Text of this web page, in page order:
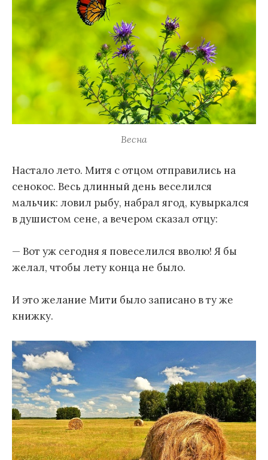
Весна
Настало лето. Митя с отцом отправились на
сенокос. Весь длинный день веселился
мальчик: ловил рыбу, набрал ягод, кувыркался
в душистом сене, а вечером сказал отцу:
— Вот уж сегодня я повеселился вволю! Я бы
желал, чтобы лету конца не было.
И это желание Мити было записано в ту же
книжку.